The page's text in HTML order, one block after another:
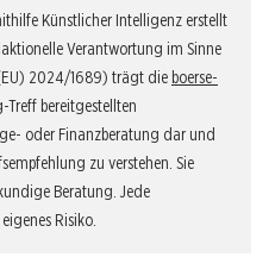
Künstlicher Intelligenz erstellt
Verantwortung im Sinne
2024/1689) trägt die boerse-
Treff bereitgestellten
oder Finanzberatung dar und
zu verstehen. Sie
Beratung. Jede
Risiko.